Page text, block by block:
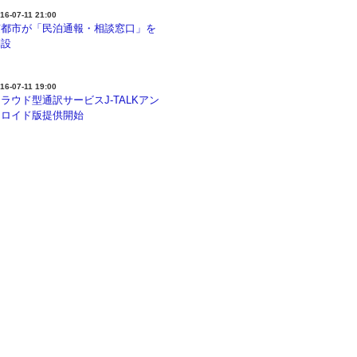
07-11 21:00
市が「民泊通報・相談窓口」を
07-11 19:00
ウド型通訳サービスJ-TALKアン
ロイド版提供開始